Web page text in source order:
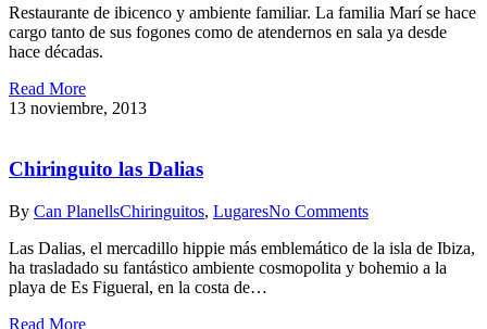
Restaurante de ibicenco y ambiente familiar. La familia Marí se hace
cargo tanto de sus fogones como de atendernos en sala ya desde
hace décadas.
Read More
13 noviembre, 2013
Chiringuito las Dalias
By Can PlanellsChiringuitos, LugaresNo Comments
Las Dalias, el mercadillo hippie más emblemático de la isla de Ibiza,
ha trasladado su fantástico ambiente cosmopolita y bohemio a la
playa de Es Figueral, en la costa de…
Read More